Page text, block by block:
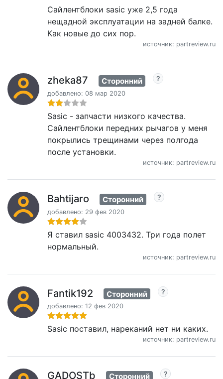
Сайлентблоки sasic уже 2,5 года
нещадной эксплуатации на задней балке.
Как новые до сих пор.
источник: partreview.ru
zheka87 Сторонний
добавлено: 08 мар 2020
Sasic - запчасти низкого качества.
Сайлентблоки передних рычагов у меня
покрылись трещинами через полгода
после установки.
источник: partreview.ru
Bahtijaro Сторонний
добавлено: 29 фев 2020
Я ставил sasic 4003432. Три года полет
нормальный.
источник: partreview.ru
Fantik192 Сторонний
добавлено: 12 фев 2020
Sasic поставил, нареканий нет ни каких.
источник: partreview.ru
GADOSTb Сторонний